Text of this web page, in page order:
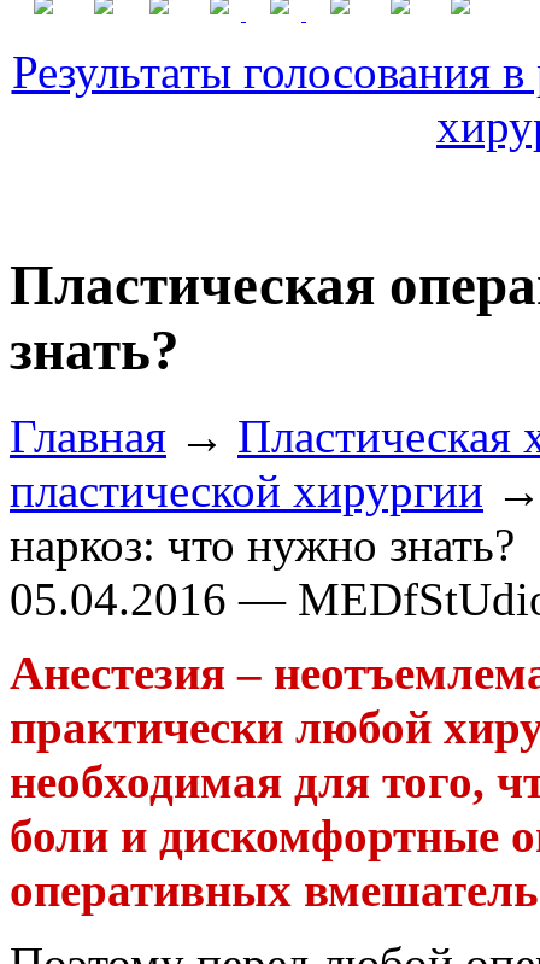
Результаты голосования
Пластическая
знать?
Главная → Пластическая
пластической хирургии →
наркоз: что нужно знать?
05.04.2016 —
Анестезия –
практически любой
необходимая для того,
боли и дискомфортные
оперативных